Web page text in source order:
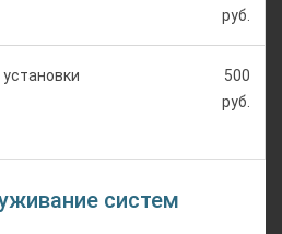
руб.
500
руб.
систем